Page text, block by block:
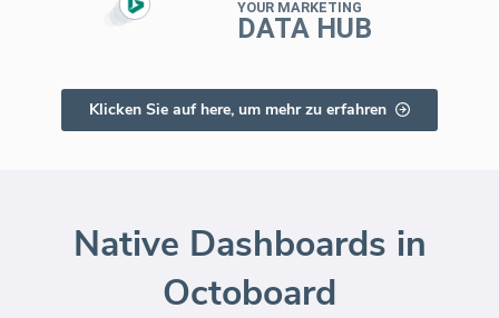
Klicken Sie auf here, um mehr zu erfahren
Native Dashboards in
Octoboard